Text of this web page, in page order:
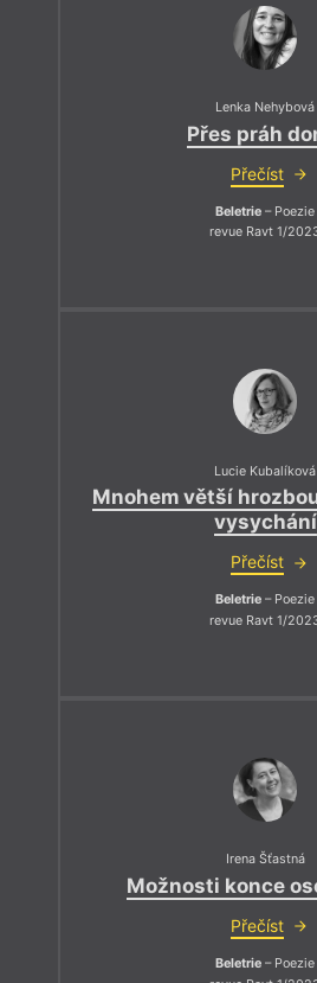
Lenka Nehybová
Přes práh
Přečíst
Beletrie – Poezie
revue Ravt 1/
Lucie Kubalíková
Mnohem větší
vysychání
Přečíst
Beletrie – Poezie
revue Ravt 1/
Irena Šťastná
Možnosti konce
Přečíst
Beletrie – Poezie